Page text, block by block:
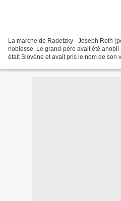
La marche de Radetzky - Joseph Roth
noblesse. Le grand-père avait été
était Slovène et avait pris le nom de son